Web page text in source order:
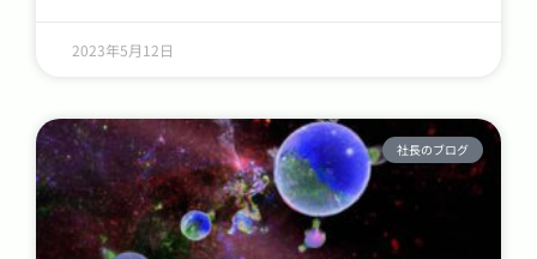
2023年5月12日
社長のブログ